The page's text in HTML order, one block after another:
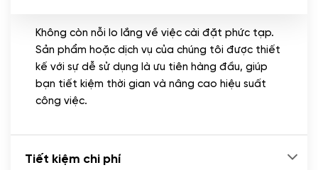
CÀI ĐẶT PLUGINS
Cài đặt plugin theo yêu cầu
(+100.000 VND)
Cài plugin xử lý thanh toán tự động qua
Không còn nỗi lo lắng về việc cài đặt phức tạp.
Sản phẩm hoặc dịch vụ của chúng tôi được thiết
kế với sự dễ sử dụng là ưu tiên hàng đầu, giúp
bạn tiết kiệm thời gian và nâng cao hiệu suất
công việc.
Tiết kiệm chi phí